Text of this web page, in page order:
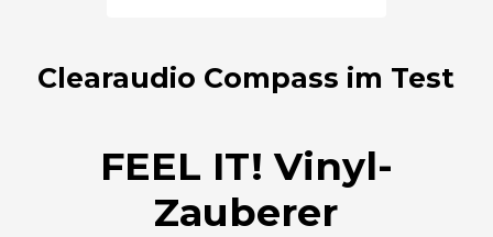
Clearaudio Compass im Test
FEEL IT! Vinyl-
Zauberer